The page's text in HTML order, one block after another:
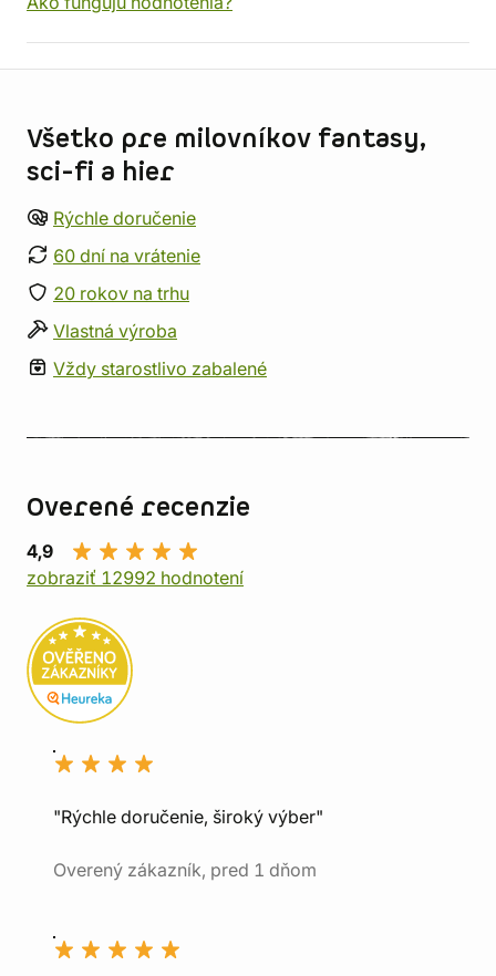
Všetko pre milovníkov fantasy,
sci-fi a hier
Rýchle doručenie
60 dní na vrátenie
20 rokov na trhu
Vlastná výroba
Vždy starostlivo zabalené
Overené recenzie
4,9
zobraziť 12992 hodnotení
"Rýchle doručenie, široký výber"
Overený zákazník, pred 1 dňom